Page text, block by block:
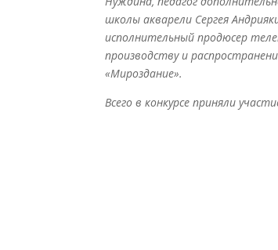
школы акварели Сергея
исполнительный продюсер
производству и
«Мироздание».
Всего в конкурсе приняли